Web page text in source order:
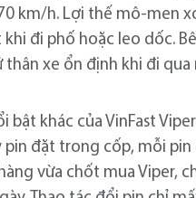
km/h. Lợi thế mô-men
đi phố hoặc leo dốc.
thân xe ổn định khi đi
khác của VinFast
đặt trong cốp, mỗi pin
vừa chốt mua